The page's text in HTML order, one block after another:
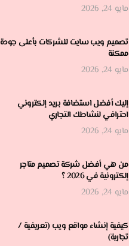
مايو 24, 2026
تصميم ويب سايت للشركات بأعلى جودة
ممكنة
مايو 24, 2026
إليك أفضل استضافة بريد إلكتروني
احترافي لنشاطك التجاري
مايو 24, 2026
من هي أفضل شركة تصميم متاجر
إلكترونية في 2026 ؟
مايو 24, 2026
كيفية إنشاء مواقع ويب (تعريفية /
تجارية)